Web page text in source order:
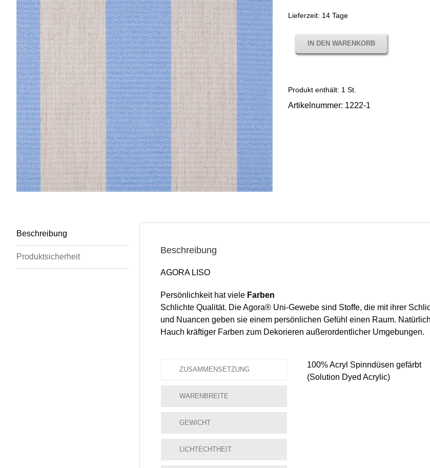
Lieferzeit: 14 Tage
IN DEN WARENKORB
Produkt enthält: 1 St.
Artikelnummer: 1222-1
Beschreibung
Produktsicherheit
Beschreibung
AGORA LISO
Persönlichkeit hat viele Farben
Schlichte Qualität. Die Agora® Uni-Gewebe sind Stoffe, die mit ihrer
und Nuancen geben sie einem persönlichen Gefühl einen Raum.
Hauch kräftiger Farben zum Dekorieren außerordentlicher Umgebungen.
ZUSAMMENSETZUNG
WARENBREITE
GEWICHT
LICHTECHTHEIT
100% Acryl Spinndüsen gefärbt
(Solution Dyed Acrylic)